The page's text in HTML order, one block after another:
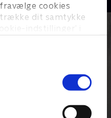
cookies
dit samtykke
indstillinger’ i